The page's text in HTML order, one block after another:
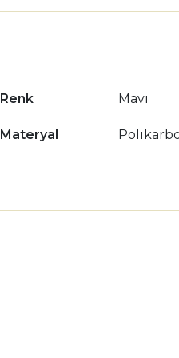
Renk Mavi
Materyal